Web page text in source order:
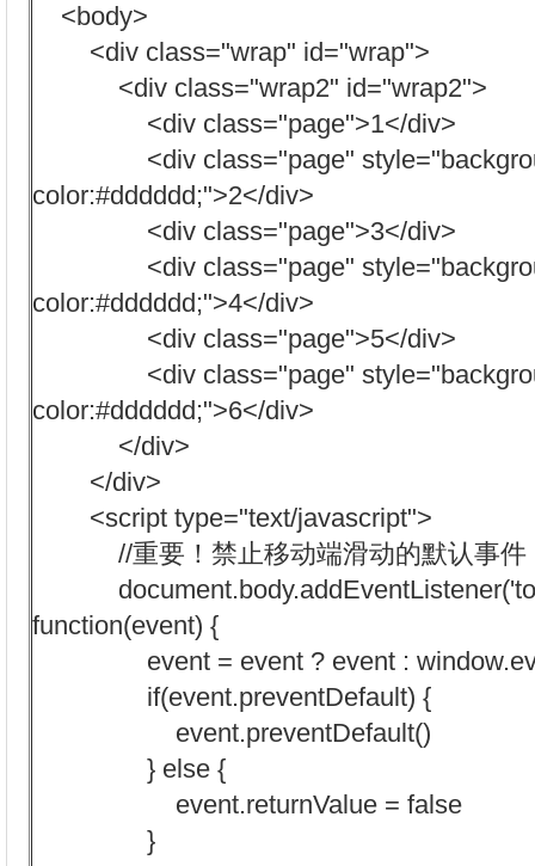
<body>
<div class="wrap" id="wrap">
<div class="wrap2" id="wrap2">
<div class="page">1</div>
<div class="page"
color:#dddddd;">2</div>
<div class="page">3</div>
<div class="page"
color:#dddddd;">4</div>
<div class="page">5</div>
<div class="page"
color:#dddddd;">6</div>
</div>
</div>
<script type="text/javascript">
//重要！禁止移动端滑动的默认事件
function(event) {
event = event ? event :
if(event.preventDefault) {
event.preventDefault()
} else {
event.returnValue = false
}